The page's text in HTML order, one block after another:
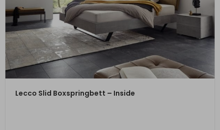
ZUM PRODUKT
Lecco Slid Boxspringbett – Inside